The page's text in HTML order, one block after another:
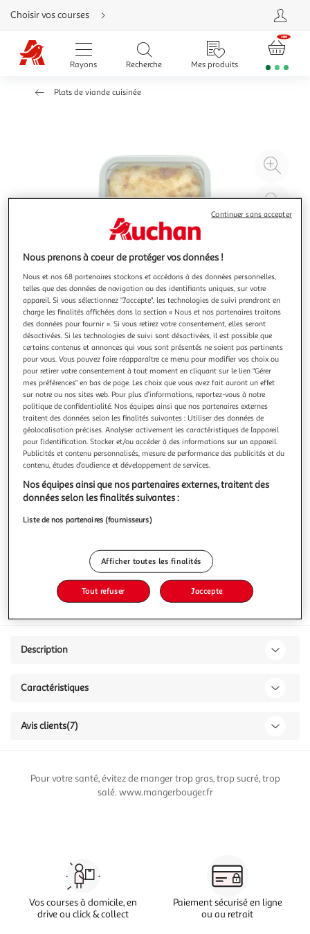
Aller
directement
au
contenu
Aller
directement
Aller
Choisir vos courses
Rayons Recherche Mes produits
Plats de viande cuisinée
à
3.9 (7)
PIERRE CLOT
Tartiflette au reblochon de Savoie Label Rouge
Au reblochon de Savoie A.O.P.*Pommes de terre, reblochon,
lardons fumés, Cuit et gratiné au four traditionnel.
En savoir +
1 part
Vous voulez connaître le prix de ce produit ?
Afficher le prix
Description
Caractéristiques
Avis clients(7)
Pour votre santé, évitez de manger trop gras, trop sucré, trop
salé. www.mangerbouger.fr
Vos courses à domicile, en
drive ou click & collect
Paiement sécurisé en ligne
ou au retrait
Nous prenons à coeur de protéger vos données !
Nous et nos 68 partenaires stockons et accédons à des données personnelles,
telles que des données de navigation ou des identifiants uniques, sur votre
appareil. Si vous sélectionnez "J'accepte", les technologies de suivi prendront en
charge les finalités affichées dans la section « Nous et nos partenaires traitons
des données pour fournir ». Si vous retirez votre consentement, elles seront
désactivées. Si les technologies de suivi sont désactivées, il est possible que
certains contenus et annonces qui vous sont présentés ne soient pas pertinents
pour vous. Vous pouvez faire réapparaître ce menu pour modifier vos choix ou
pour retirer votre consentement à tout moment en cliquant sur le lien "Gérer
mes préférences" en bas de page. Les choix que vous avez fait auront un effet
sur notre ou nos sites web. Pour plus d’informations, reportez-vous à notre
politique de confidentialité. Nos équipes ainsi que nos partenaires externes
traitent des données selon les finalités suivantes : Utiliser des données de
géolocalisation précises. Analyser activement les caractéristiques de l’appareil
pour l’identification. Stocker et/ou accéder à des informations sur un appareil.
Publicités et contenu personnalisés, mesure de performance des publicités et du
contenu, études d’audience et développement de services.
Nos équipes ainsi que nos partenaires externes, traitent des
données selon les finalités suivantes :
Liste de nos partenaires (fournisseurs)
Afficher toutes les finalités
Tout refuser J'accepte
Continuer sans accepter